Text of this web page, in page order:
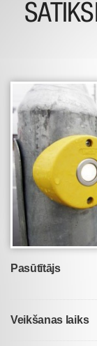
Pasūtītājs
Veikšanas laiks